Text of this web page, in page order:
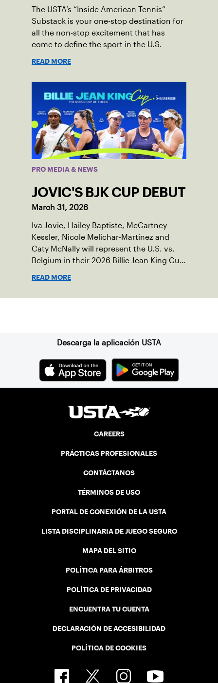
The USTA’s “Inside American Tennis”
Substack is your one-stop destination for
all the non-stop excitement that has
come to define the sport in the U.S.
READ MORE
PRO MEDIA & NEWS
JOVIC'S BJK CUP DEBUT
March 31, 2026
Iva Jovic, Hailey Baptiste, McCartney
Kessler, Nicole Melichar-Martinez and
Caty McNally will represent the U.S. vs.
Belgium in their 2026 Billie Jean King Cup
READ MORE
Descarga la aplicación USTA
CAREERS
PRÁCTICAS PROFESIONALES
CONTÁCTANOS
TÉRMINOS DE USO
PORTAL DE CONEXIÓN DE LA USTA
LISTA DISCIPLINARIA DE JUEGO SEGURO
MAPA DEL SITIO
POLÍTICA PARA ÁRBITROS
POLÍTICA DE PRIVACIDAD
ENCUENTRA TU CUENTA
DECLARACIÓN DE ACCESIBILIDAD
POLÍTICA DE COOKIES